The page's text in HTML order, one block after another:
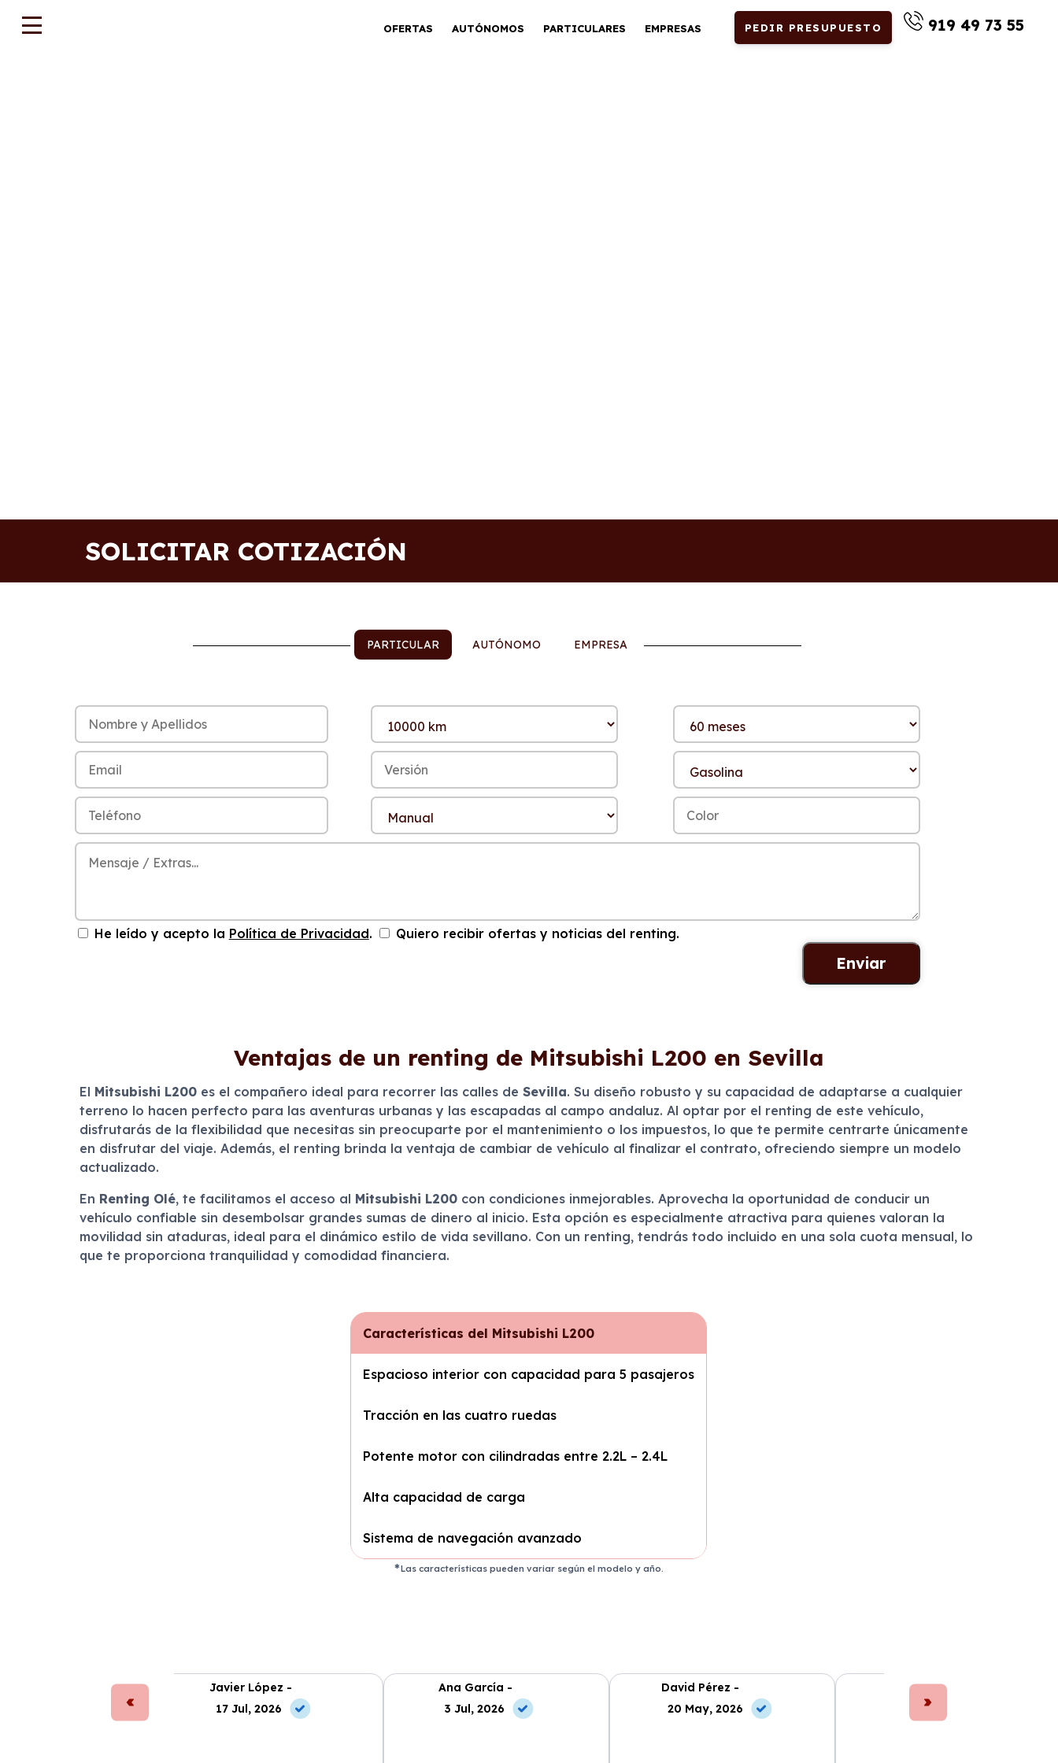
OFERTAS AUTÓNOMOS PARTICULARES EMPRESAS PEDIR PRESUPUESTO 919 49 73 55
SOLICITAR COTIZACIÓN
PARTICULAR AUTÓNOMO EMPRESA
He leído y acepto la Política de Privacidad. Quiero recibir ofertas y noticias del renting.
Ventajas de un renting de Mitsubishi L200 en Sevilla
El Mitsubishi L200es el compañero ideal para recorrer las calles de Sevilla. Su diseño robusto y su capacidad de adaptarse a cualquier
terreno lo hacen perfecto para las aventuras urbanas y las escapadas al campo andaluz. Al optar por el renting de este vehículo,
disfrutarás de la flexibilidad que necesitas sin preocuparte por el mantenimiento o los impuestos, lo que te permite centrarte únicamente
en disfrutar del viaje. Además, el renting brinda la ventaja de cambiar de vehículo al finalizar el contrato, ofreciendo siempre un modelo
actualizado.
En Renting Olé, te facilitamos el acceso al Mitsubishi L200con condiciones inmejorables. Aprovecha la oportunidad de conducir un
vehículo confiable sin desembolsar grandes sumas de dinero al inicio. Esta opción es especialmente atractiva para quienes valoran la
movilidad sin ataduras, ideal para el dinámico estilo de vida sevillano. Con un renting, tendrás todo incluido en una sola cuota mensual, lo
que te proporciona tranquilidad y comodidad financiera.
Características del Mitsubishi L200
Espacioso interior con capacidad para 5 pasajeros
Tracción en las cuatro ruedas
Potente motor con cilindradas entre 2.2L – 2.4L
Alta capacidad de carga
Sistema de navegación avanzado
Las características pueden variar según el modelo y año.
Javier López -
17 Jul, 2026
Ana García -
3 Jul, 2026
David Pérez -
20 May, 2026
Laura Fernández -
10 Jun, 2026